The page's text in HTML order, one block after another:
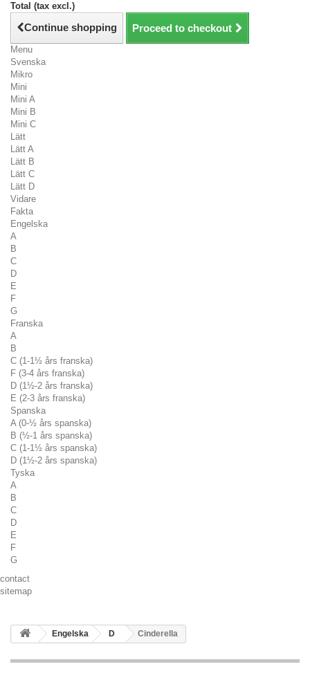
Total (tax excl.)
Continue shopping Proceed to checkout
Menu
Svenska
Mikro
Mini
Mini A
Mini B
Mini C
Lätt
Lätt A
Lätt B
Lätt C
Lätt D
Vidare
Fakta
Engelska
A
B
C
D
E
F
G
Franska
A
B
C (1-1½ års franska)
F (3-4 års franska)
D (1½-2 års franska)
E (2-3 års franska)
Spanska
A (0-½ års spanska)
B (½-1 års spanska)
C (1-1½ års spanska)
D (1½-2 års spanska)
Tyska
A
B
C
D
E
F
G
contact
sitemap
Engelska D Cinderella